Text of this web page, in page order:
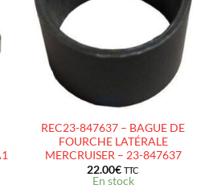
À LA
LISTE
D’ENVIES
REC23-847637 – BAGUE DE
FOURCHE LATÉRALE
MERCRUISER – 23-847637
22.00€ TTC
En stock